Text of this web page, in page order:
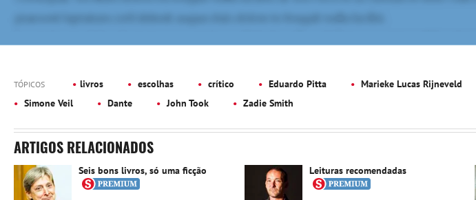
TÓPICOS livros escolhas crítico Eduardo Pitta Marieke Lucas Rijneveld
Simone Veil
Dante John Took Zadie Smith
ARTIGOS RELACIONADOS
Seis bons livros, só uma ficção Leituras recomendadas